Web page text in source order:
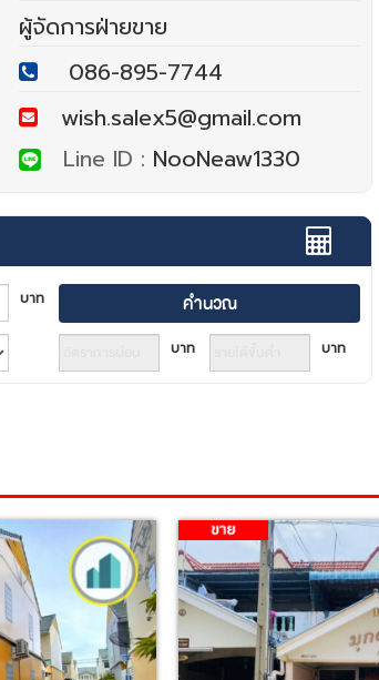
ผู้จัดการฝ่ายขาย
086-895-7744
wish.salex5@gmail.com
Line ID : NooNeaw1330
บาท
บาท บาท